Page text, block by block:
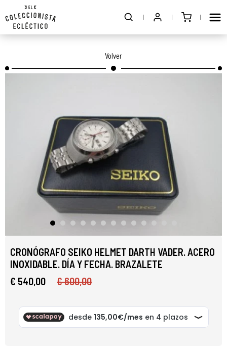
Volver
CRONÓGRAFO SEIKO HELMET DARTH VADER. ACERO
INOXIDABLE. DÍA Y FECHA. BRAZALETE
€ 540,00
€ 600,00